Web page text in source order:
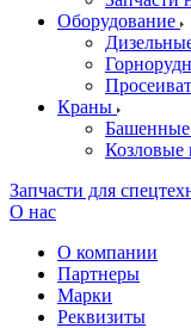
Оборудование
Краны
Козловые
Запчасти для
О нас
О компании
Партнеры
Марки
Реквизиты